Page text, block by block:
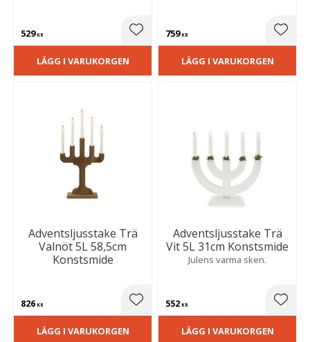
529KR Lägg till i favoriter
LÄGG I VARUKORGEN
759KR
LÄGG I VARUKORGEN
Adventsljusstake Trä
Valnöt 5L 58,5cm
Konstsmide
826 KR Lägg till i favoriter
LÄGG I VARUKORGEN
Adventsljusstake Trä
Vit 5L 31cm Konstsmide
Julens varma sken.
552 KR
LÄGG I VARUKORGEN